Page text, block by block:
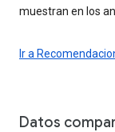
muestran en los
Ir a
Datos